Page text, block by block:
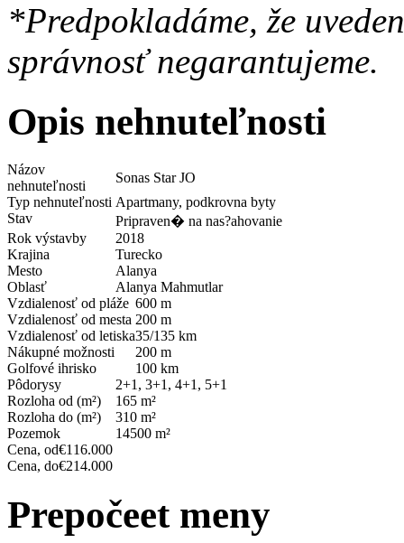
*Predpokladáme, že
správnosť negarantujeme.
Opis nehnuteľnosti
Názov
nehnuteľnosti
Sonas Star JO
Typ nehnuteľnosti Apartmany, podkrovna byty
Stav
Pripraven� na nas?ahovanie
Rok výstavby
2018
Krajina
Turecko
Mesto
Alanya
Oblasť
Alanya Mahmutlar
Vzdialenosť od pláže 600 m
Vzdialenosť od mesta 200 m
Vzdialenosť od letiska35/135 km
Nákupné možnosti
200 m
Golfové ihrisko
100 km
Pôdorysy
2+1, 3+1, 4+1, 5+1
Rozloha od (m²)
165 m²
Rozloha do (m²)
310 m²
Pozemok
14500 m²
Cena, od€116.000
Cena, do€214.000
Prepočeet meny